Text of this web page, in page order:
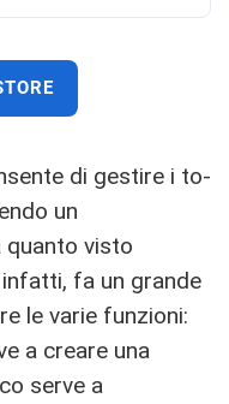
di gestire i to-
un
visto
infatti, fa un grande
le varie funzioni:
a creare una
serve a